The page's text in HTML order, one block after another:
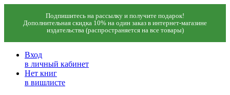
Подпишитесь на рассылку и получите подарок!
Дополнительная скидка 10% на один заказ в интернет-магазине
издательства (распространяется на все товары)
Вход
в личный кабинет
Нет книг
в вишлисте